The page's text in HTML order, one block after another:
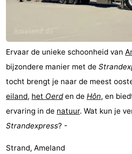
drinken
Vuurtoren
Evenementen
Praktisch
Forum
Route
-
Ervaar de unieke schoonheid van
bijzondere manier met de
tocht brengt je naar de meest
eiland, het Oerden de Hôn, en
ervaring in de natuur. Wat kun je
Strandexpress? -
Strand, Ameland